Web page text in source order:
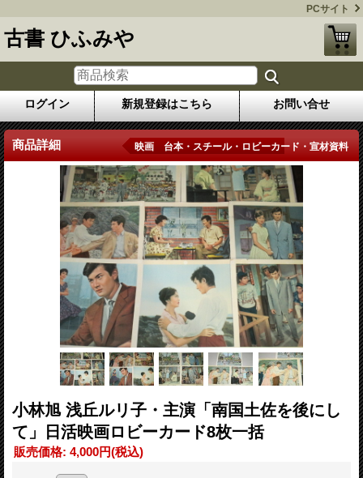
PCサイト
古書 ひふみや
ログイン 新規登録はこちら お問い合せ
商品詳細 映画 台本・スチール・ロビーカード・宣材資料
小林旭 浅丘ルリ子・主演「南国土佐を後にし
て」日活映画ロビーカード8枚一括
販売価格: 4,000円(税込)